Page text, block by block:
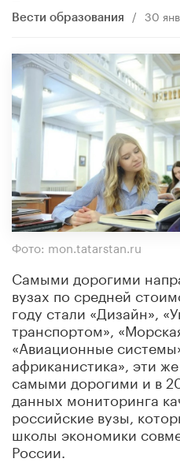
Вести образования / 30
Фото: mon.tatarstan.ru
Самыми дорогими
вузах по средней
году стали «Дизайн»,
транспортом»,
«Авиационные
африканистика», эти
самыми дорогими и в
данных мониторинга
российские вузы,
школы экономики
России.